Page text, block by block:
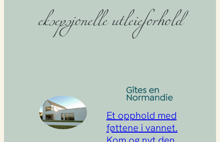
eksepsjonelle utleieforhold
Et opphold med
føttene i vannet.